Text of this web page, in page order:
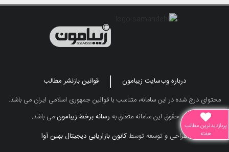
درباره وب‌سایت زیبامون
قوانین بازنشر مطالب
محتوای درج شده در این سامانه، متناسب با قوانین جمهوری اسلامی ایران می باشد.
تمامی حقوق این سامانه متعلق به رسانه برخط زیبامونمی باشد.
طراحی و توسعه توسطکانون بازاریابی دیجیتال بهین آوا
پربازدیدترین مطالب
هفته